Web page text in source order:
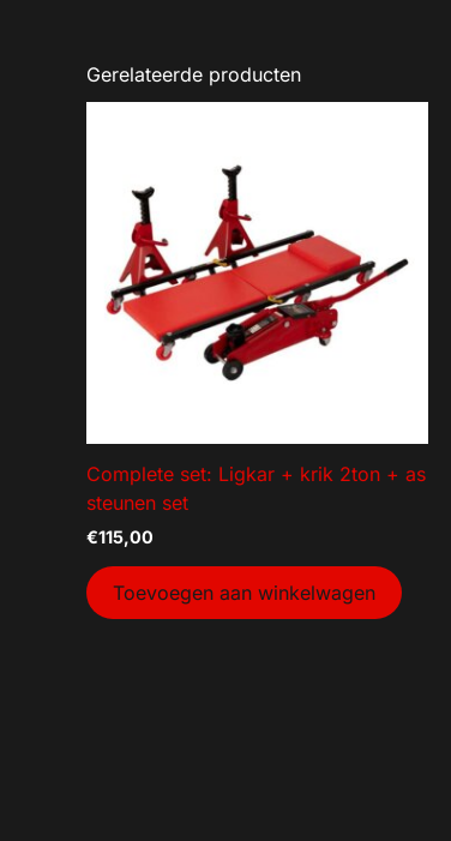
Gerelateerde producten
Complete set: Ligkar + krik 2ton + as
steunen set
€115,00
Toevoegen aan winkelwagen